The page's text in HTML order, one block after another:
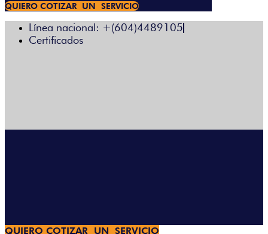
QUIERO COTIZAR UN SERVICIO
Línea nacional: +(604)4489105
Certificados
QUIERO COTIZAR UN SERVICIO